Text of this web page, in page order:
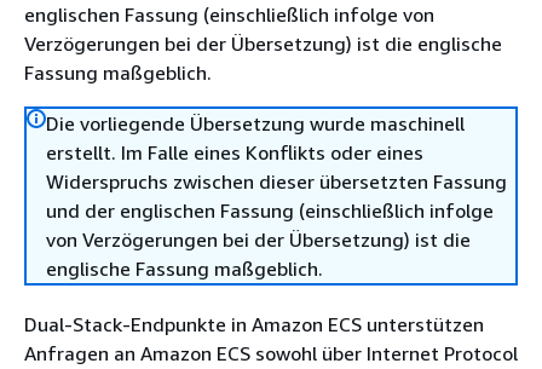
englischen Fassung (einschließlich infolge von
Verzögerungen bei der Übersetzung) ist die englische
Fassung maßgeblich.
Die vorliegende Übersetzung wurde maschinell
erstellt. Im Falle eines Konflikts oder eines
Widerspruchs zwischen dieser übersetzten Fassung
und der englischen Fassung (einschließlich infolge
von Verzögerungen bei der Übersetzung) ist die
englische Fassung maßgeblich.
Dual-Stack-Endpunkte in Amazon ECS unterstützen
Anfragen an Amazon ECS sowohl über Internet Protocol